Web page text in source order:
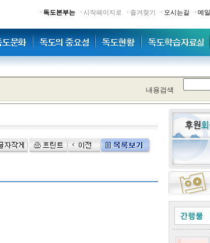
· 독도본부는 · 시작페이지로 · 즐겨찾기 · 오시는길 · 메
내용검색